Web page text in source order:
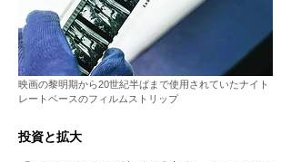
映画の黎明期から20世紀半ばまで使用されていたナイト
レートベースのフィルムストリップ
投資と拡大